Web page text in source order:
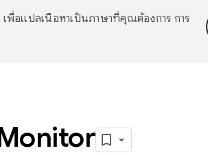
พื่อแปลเนื้อหาเป็นภาษาที่คุณต้องการ การ